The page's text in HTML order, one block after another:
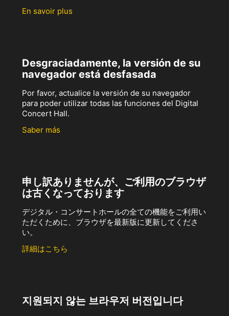
En savoir plus
Desgraciadamente, la versión de su
navegador está desfasada
Por favor, actualice la versión de su navegador
para poder utilizar todas las funciones del Digital
Concert Hall.
Saber más
申し訳ありませんが、ご利用のブラウザ
は古くなっております
デジタル・コンサートホールの全ての機能をご利用い
ただくために、ブラウザを最新版に更新してくださ
い。
詳細はこちら
지원되지 않는 브라우저 버전입니다